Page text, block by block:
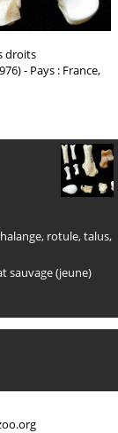
droits
- Pays : France,
, rotule,talus,
sauvage (jeune)